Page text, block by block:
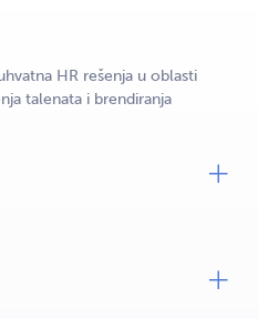
HR rešenja u oblasti
talenata i brendiranja